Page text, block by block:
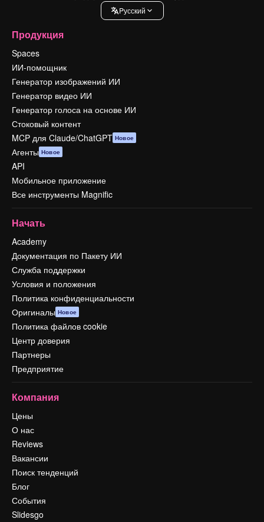
Pусский
Продукция
Spaces
ИИ-помощник
Генератор изображений ИИ
Генератор видео ИИ
Генератор голоса на основе ИИ
Стоковый контент
MCP для Claude/ChatGPT Новое
Агенты Новое
API
Мобильное приложение
Все инструменты Magnific
Начать
Academy
Документация по Пакету ИИ
Служба поддержки
Условия и положения
Политика конфиденциальности
Оригиналы Новое
Политика файлов cookie
Центр доверия
Партнеры
Предприятие
Компания
Цены
О нас
Reviews
Вакансии
Поиск тенденций
Блог
События
Slidesgo